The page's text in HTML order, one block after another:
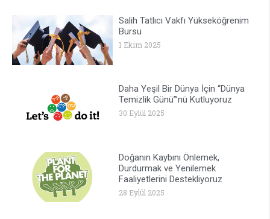
Salih Tatlıcı Vakfı Yükseköğrenim
Bursu
1 Ekim 2025
Daha Yeşil Bir Dünya İçin “Dünya
Temizlik Günü”’nü Kutluyoruz
30 Eylül 2025
Doğanın Kaybını Önlemek,
Durdurmak ve Yenilemek
Faaliyetlerini Destekliyoruz
28 Eylül 2025